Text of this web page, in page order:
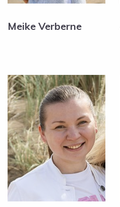
Meike Verberne